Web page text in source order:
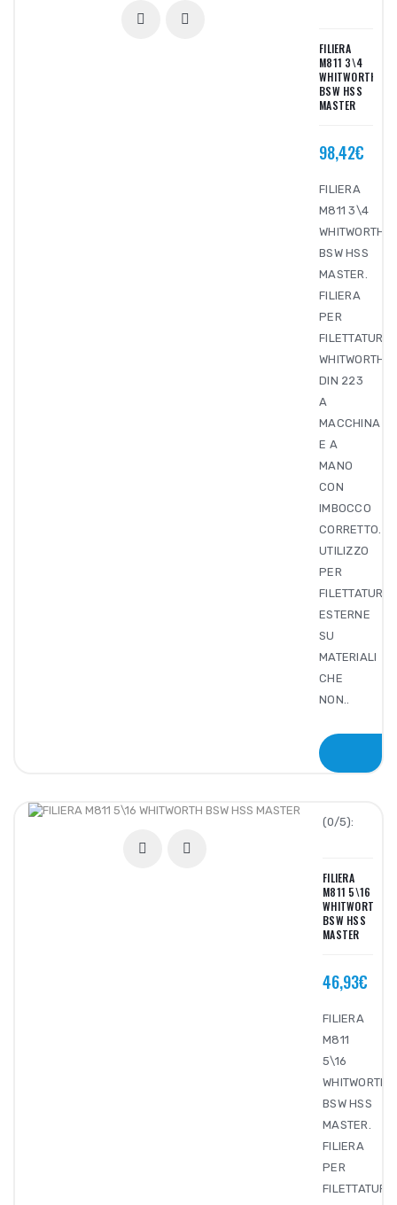
FILIERA
M811 3\4
WHITWORTH
BSW HSS
MASTER
98,42€
FILIERA
M811 3\4
WHITWORTH
BSW HSS
MASTER.
FILIERA
PER
FILETTATURA
WHITWORTH
DIN 223
A
MACCHINA
E A
MANO
CON
IMBOCCO
CORRETTO.
UTILIZZO
PER
FILETTATURE
ESTERNE
SU
MATERIALI
CHE
NON..
(0/5):
FILIERA
M811 5\16
WHITWORTH
BSW HSS
MASTER
46,93€
FILIERA
M811
5\16
WHITWORTH
BSW HSS
MASTER.
FILIERA
PER
FILETTATURA